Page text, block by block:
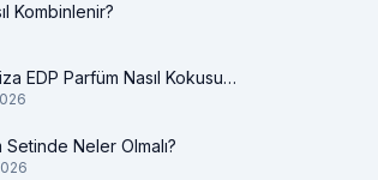
Kombinlenir?
EDP Parfüm Nasıl Kokusu
Setinde Neler Olmalı?